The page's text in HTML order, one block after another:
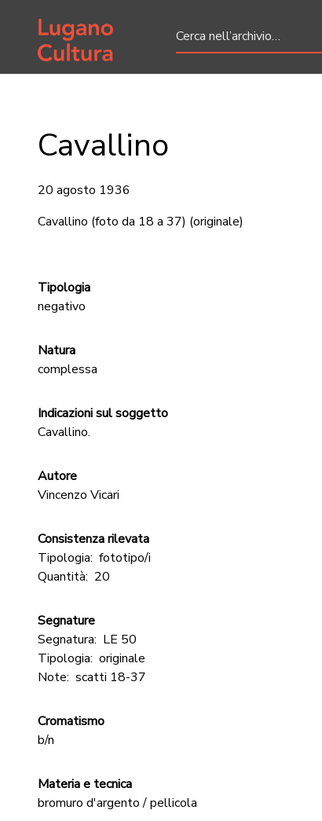
Home page
Cavallino
20 agosto 1936
Cavallino (foto da 18 a 37) (originale)
Tipologia
negativo
Natura
complessa
Indicazioni sul soggetto
Cavallino.
Autore
Vincenzo Vicari
Consistenza rilevata
Tipologia: fototipo/i
Quantità: 20
Segnature
Segnatura: LE 50
Tipologia: originale
Note: scatti 18-37
Cromatismo
b/n
Materia e tecnica
bromuro d'argento / pellicola